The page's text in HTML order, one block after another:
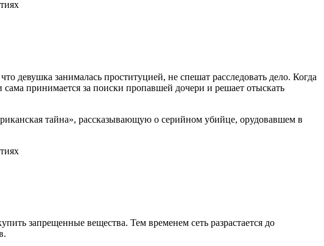
девушка занималась проституцией, не спешат расследовать дело. Когда
принимается за поиски пропавшей дочери и решает отыскать
тайна», рассказывающую о серийном убийце, орудовавшем в
запрещенные вещества. Тем временем сеть разрастается до